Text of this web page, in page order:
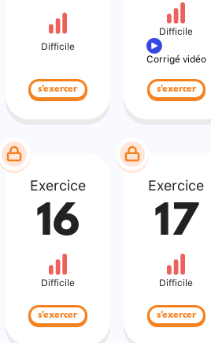
Difficile
s'exercer
Difficile
Corrigé vidéo
s'exercer
Exercice
16
Difficile
s'exercer
Exercice
17
Difficile
s'exercer